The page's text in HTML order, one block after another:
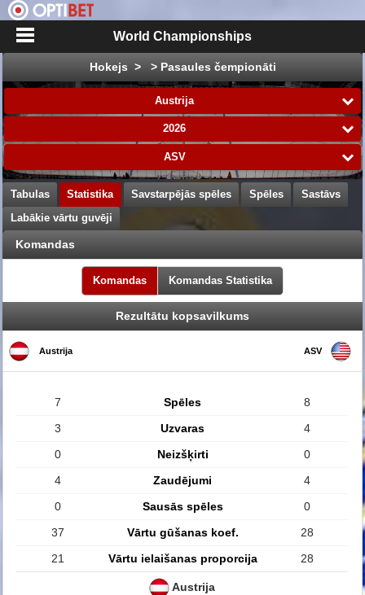
World Championships
Hokejs > > Pasaules čempionāti
Austrija
2026
ASV
Tabulas Statistika Savstarpējās spēles Spēles Sastāvs
Labākie vārtu guvēji
Komandas
Komandas Komandas Statistika
Rezultātu kopsavilkums
Austrija ASV
7 Spēles
8
3
Uzvaras
4
0
Neizšķirti
0
4
Zaudējumi
4
0
Sausās spēles
0
37
Vārtu gūšanas koef.
28
21
Vārtu ielaišanas proporcija 28
Austrija